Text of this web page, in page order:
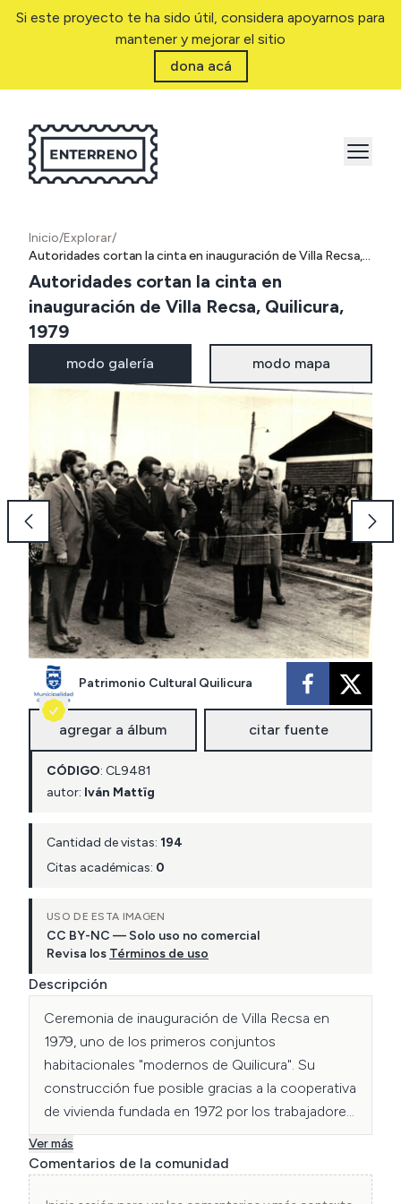
Si este proyecto te ha sido útil, considera apoyarnos para
mantener y mejorar el sitio
dona acá
Inicio/Explorar/
Autoridades cortan la cinta en inauguración de Villa Recsa, Quilicura, 1979
Autoridades cortan la cinta en
inauguración de Villa Recsa, Quilicura,
1979
modo galería modo mapa
Patrimonio Cultural Quilicura
agregar a álbum citar fuente
CÓDIGO: CL9481
autor: Iván Mattïg
Cantidad de vistas: 194
Citas académicas: 0
USO DE ESTA IMAGEN
CC BY-NC — Solo uso no comercial
Revisa los Términos de uso
Descripción
Ceremonia de inauguración de Villa Recsa en
1979, uno de los primeros conjuntos
habitacionales "modernos de Quilicura". Su
construcción fue posible gracias a la cooperativa
de vivienda fundada en 1972 por los trabajadores
de la empresa Refractarios Chilenos S.A (Recsa).
Los fundadores fueron 120 familias, todos
Ver más
Comentarios de la comunidad